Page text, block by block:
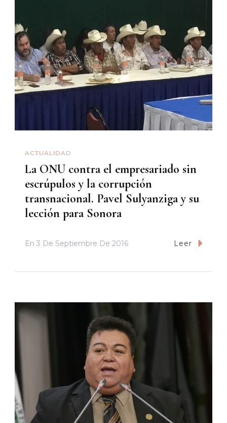
ACTUALIDAD
La ONU contra el empresariado sin
escrúpulos y la corrupción
transnacional. Pavel Sulyanziga y su
lección para Sonora
En 3 De Septiembre De 2016 Leer